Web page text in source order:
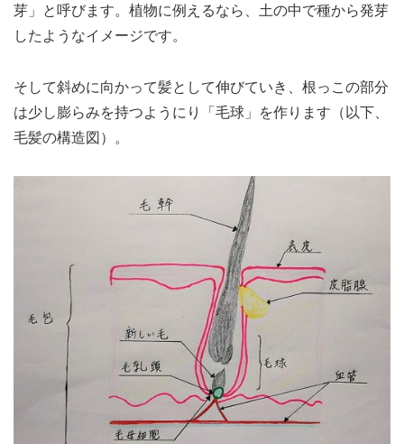
芽」と呼びます。植物に例えるなら、土の中で種から発芽
したようなイメージです。
そして斜めに向かって髪として伸びていき、根っこの部分
は少し膨らみを持つようにり「毛球」を作ります（以下、
毛髪の構造図）。